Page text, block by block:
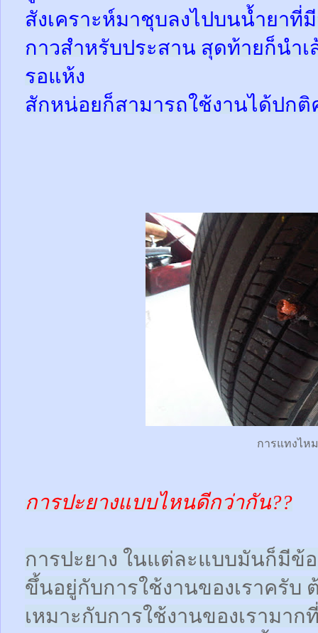
สังเคราะห์มาชุบลงไปบนน้ำยาที่
กาวสำหรับประสาน สุดท้ายก็นำเ
รอแห้ง
สักหน่อยก็สามารถใช้งานได้ปกติ
การแทงไหม
การปะยางแบบไหนดีกว่ากัน??
การปะยาง ในแต่ละแบบมันก็มีข้
ขึ้นอยู่กับการใช้งานของเราครับ
เหมาะกับการใช้งานของเรามา